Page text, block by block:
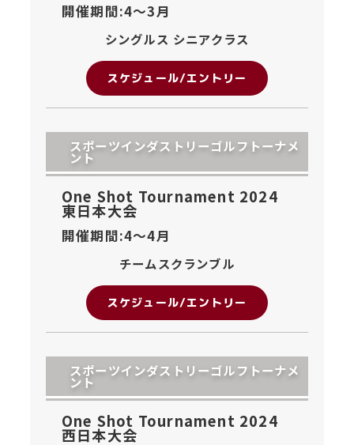
開催期間:4〜3月
シングルス シニアクラス
スケジュール/エントリー
スポーツインダストリーゴルフトーナメ
ント
One Shot Tournament 2024
東日本大会
開催期間:4〜4月
チームスクランブル
スケジュール/エントリー
スポーツインダストリーゴルフトーナメ
ント
One Shot Tournament 2024
西日本大会